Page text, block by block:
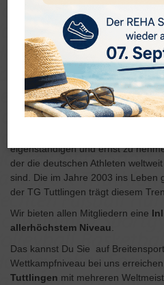
Ursprünglich als Sommersportart
eigenständigen und ernst zu
der die deutschen Athleten
sind. Die im Jahre 2003 ins Leben
der TG Tuttlingen trägt diesem
Wir bieten allen Mitgliedern eine
allerhöchstem Niveau.
Das kannst Du Sie auf
Wettkampfniveau bei uns
Tuttlingen mit mehreren